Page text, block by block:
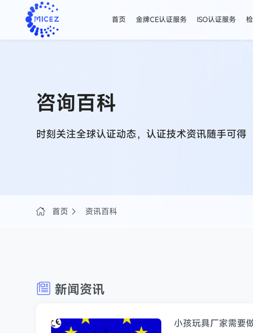
首页 金牌CE认证服务 ISO认证服务
咨询百科
时刻关注全球认证动态，认证技术资讯随手可得
首页 资讯百科
新闻资讯
小孩玩具厂家需要